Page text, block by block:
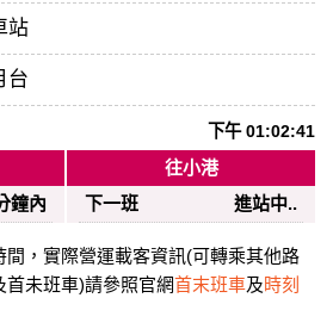
站
台
下午 01:02:41
鐘內
往小港
下一班
進站中..
，實際營運載客資訊(可轉乘其他路
未班車)請參照官網首末班車及時刻